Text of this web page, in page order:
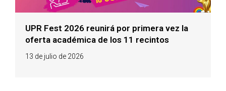
UPR Fest 2026 reunirá por primera vez la
oferta académica de los 11 recintos
13 de julio de 2026